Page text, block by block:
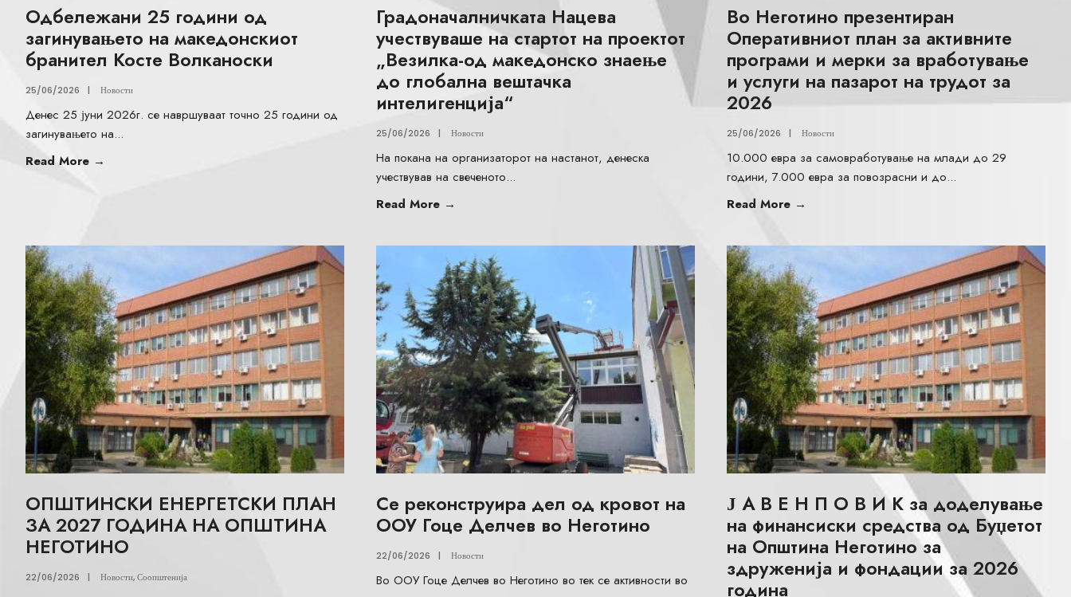
Одбележани 25 години од
загинувањето на македонскиот
бранител Косте Волканоски
25/06/2026 | Новости
Денес 25 јуни 2026г. се навршуваат точно 25 години од
загинувањето на...
Read More →
Градоначалничката Нацева
учествуваше на стартот на проектот
„Везилка-од македонско знаење
до глобална вештачка
интелигенција“
25/06/2026 | Новости
На покана на организаторот на настанот, денеска
учествував на свеченото...
Read More →
Во Неготино презентиран
Оперативниот план за активните
програми и мерки за вработување
и услуги на пазарот на трудот за
2026
25/06/2026 | Новости
10.000 евра за самовработување на млади до 29
години, 7.000 евра за повозрасни и до...
Read More →
ОПШТИНСКИ ЕНЕРГЕТСКИ ПЛАН
ЗА 2027 ГОДИНА НА ОПШТИНА
НЕГОТИНО
22/06/2026 | Новости,Соопштенија
Се реконструира дел од кровот на
ООУ Гоце Делчев во Неготино
22/06/2026 | Новости
Во ООУ Гоце Делчев во Неготино во тек се активности во
Ј А В Е Н П О В И К за доделување
на финансиски средства од Буџетот
на Општина Неготино за
здруженија и фондации за 2026
година